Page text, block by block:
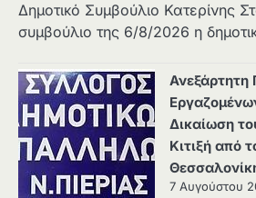
Δημοτικό Συμβούλιο Κατερίνης
συμβούλιο της 6/8/2026 η
Ανεξάρτητη
Δικαίωση
Κιτιξή από
7 Αυγούστου